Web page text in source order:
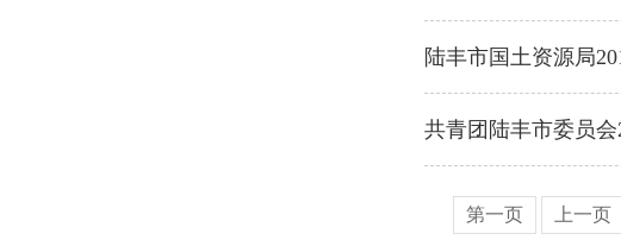
陆丰市国土资源局
共青团陆丰市委员
第一页 上一页